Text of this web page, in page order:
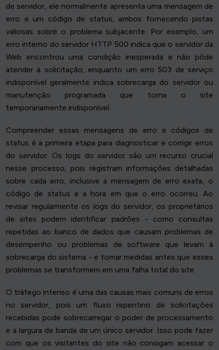
de servidor, ele normalmente apresenta uma mensagem de
erro e um código de status, ambos fornecendo pistas
valiosas sobre o problema subjacente. Por exemplo, um
erro interno do servidor HTTP 500 indica que o servidor da
Web encontrou uma condição inesperada e não pôde
atender à solicitação, enquanto um erro 503 de serviço
indisponível geralmente indica sobrecarga do servidor ou
manutenção programada que torna o site
temporariamente indisponível.
Compreender essas mensagens de erro e códigos de
status é a primeira etapa para diagnosticar e corrigir erros
do servidor. Os logs do servidor são um recurso crucial
nesse processo, pois registram informações detalhadas
sobre cada erro, inclusive a mensagem de erro exata, o
código de status e a hora em que o erro ocorreu. Ao
revisar regularmente os logs do servidor, os proprietários
de sites podem identificar padrões - como consultas
repetidas ao banco de dados que causam problemas de
desempenho ou problemas de software que levam à
sobrecarga do sistema - e tomar medidas antes que esses
problemas se transformem em uma falha total do site.
O tráfego intenso é uma das causas mais comuns de erros
no servidor, pois um fluxo repentino de solicitações
recebidas pode sobrecarregar o poder de processamento
e a largura de banda de um único servidor. Isso pode fazer
com que os visitantes do site não consigam acessar o